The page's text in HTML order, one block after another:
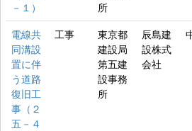
－１）
所
電線共
同溝設
置に伴
う道路
復旧工
事（２
五－４
工事
東京都
建設局
第五建
設事務
所
辰島建
設株式
会社